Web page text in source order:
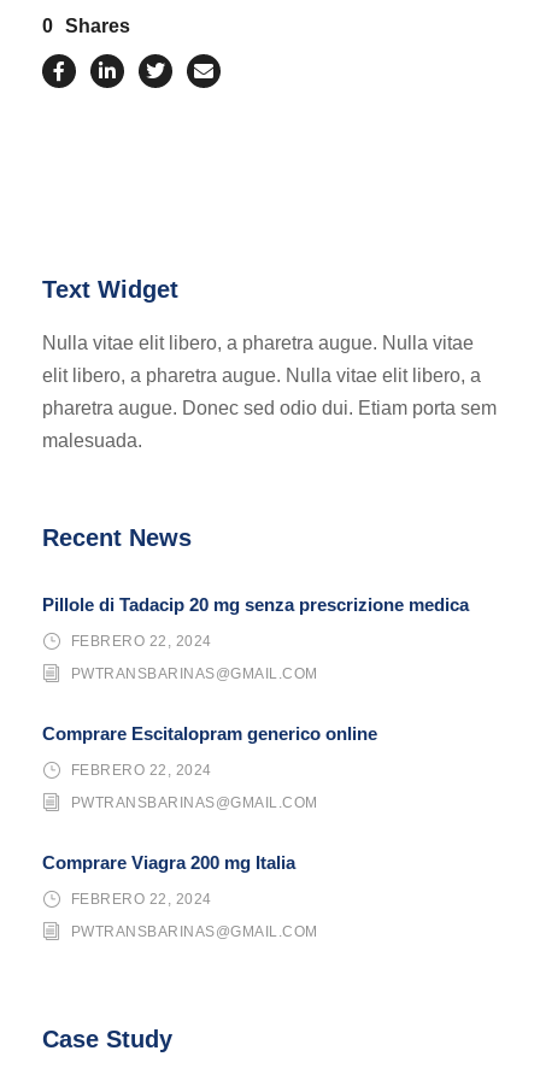
0 Shares
Text Widget
Nulla vitae elit libero, a pharetra augue. Nulla vitae
elit libero, a pharetra augue. Nulla vitae elit libero, a
pharetra augue. Donec sed odio dui. Etiam porta sem
malesuada.
Recent News
Pillole di Tadacip 20 mg senza prescrizione medica
FEBRERO 22, 2024
PWTRANSBARINAS@GMAIL.COM
Comprare Escitalopram generico online
FEBRERO 22, 2024
PWTRANSBARINAS@GMAIL.COM
Comprare Viagra 200 mg Italia
FEBRERO 22, 2024
PWTRANSBARINAS@GMAIL.COM
Case Study